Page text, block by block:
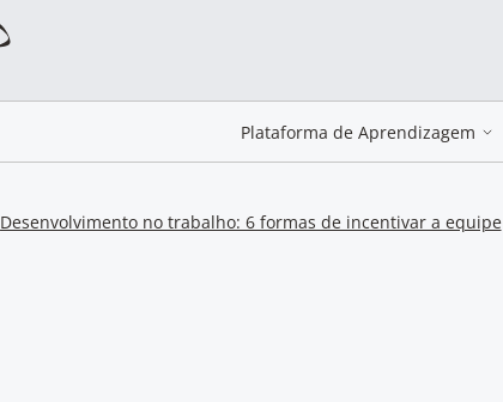
Plataforma de Aprendizagem
Desenvolvimento no trabalho: 6 formas de incentivar a equipe